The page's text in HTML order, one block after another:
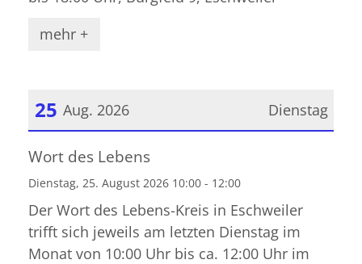
mehr +
Dienstag
25 Aug. 2026
Datum: 25. August 2026
Wort des Lebens
Dienstag, 25. August 2026 10:00 - 12:00
Der Wort des Lebens-Kreis in Eschweiler
trifft sich jeweils am letzten Dienstag im
Monat von 10:00 Uhr bis ca. 12:00 Uhr im